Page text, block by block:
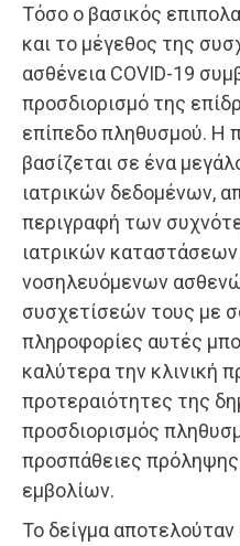
Τόσο ο βασικός
και το μέγεθος της
ασθένεια COVID-19
προσδιορισμό της
επίπεδο πληθυσμού. Η
βασίζεται σε ένα
ιατρικών δεδομένων,
περιγραφή των
ιατρικών
νοσηλευόμενων
συσχετίσεών τους με
πληροφορίες αυτές
καλύτερα την κλινική
προτεραιότητες της
προσδιορισμός
προσπάθειες πρόληψης
εμβολίων.
Το δείγμα